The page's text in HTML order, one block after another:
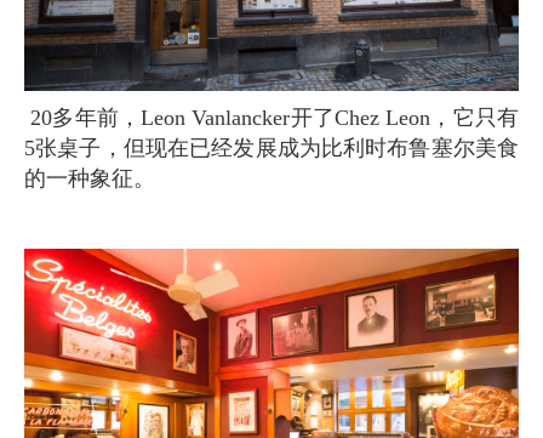
20多年前，Leon Vanlancker开了Chez Leon，它只有
5张桌子，但现在已经发展成为比利时布鲁塞尔美食
的一种象征。